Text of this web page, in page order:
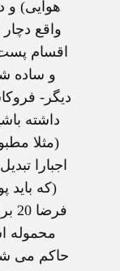
هوايی) و
واقع
اقسام پست
و ساده
ديگر-
داشته
(مثلا
اجبارا
(که بايد
محموله
حاکم می